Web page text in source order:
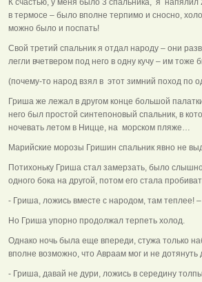
К счастью, у меня было 3 спальника, я напялил
в термосе – было вполне терпимо и сносно,
можно было и поспать!
Свой третий спальник я отдал народу – они
легли вчетвером под него в одну кучу – им
(почему-то народ взял в этот зимний поход по
Гриша же лежал в другом конце большой
него был простой синтепоновый спальник, в
ночевать летом в Ницце, на морском пляже…
Марийские морозы Гришин спальник явно не
Потихоньку Гриша стал замерзать, было
одного бока на другой, потом его стала
- Гриша, ложись вместе с народом, там теплее!
Но Гриша упорно продолжал терпеть холод.
Однако ночь была еще впереди, стужа только
вполне возможно, что Авраам мог и не дотянуть
- Гриша, давай не дури, ложись в середину